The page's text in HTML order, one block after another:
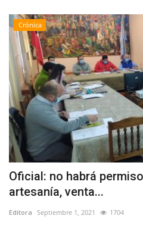
Crónica
Oficial: no habrá
artesanía, venta...
Editora Septiembre 1, 2021 1704